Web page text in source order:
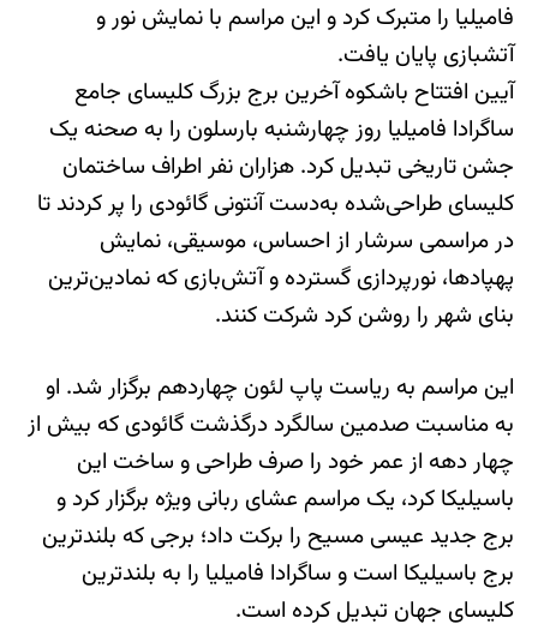
فامیلیا را متبرک کرد و این مراسم با نمایش نور و
آتشبازی پایان یافت.
آیین افتتاح باشکوه آخرین برج بزرگ کلیسای جامع
ساگرادا فامیلیا روز چهارشنبه بارسلون را به صحنه یک
جشن تاریخی تبدیل کرد. هزاران نفر اطراف ساختمان
کلیسای طراحی‌شده به‌دست آنتونی گائودی را پر کردند تا
در مراسمی سرشار از احساس، موسیقی، نمایش
پهپادها، نورپردازی گسترده و آتش‌بازی که نمادین‌ترین
بنای شهر را روشن کرد شرکت کنند.
این مراسم به ریاست پاپ لئون چهاردهم برگزار شد. او
به مناسبت صدمین سالگرد درگذشت گائودی که بیش از
چهار دهه از عمر خود را صرف طراحی و ساخت این
باسیلیکا کرد، یک مراسم عشای ربانی ویژه برگزار کرد و
برج جدید عیسی مسیح را برکت داد؛ برجی که بلندترین
برج باسیلیکا است و ساگرادا فامیلیا را به بلندترین
کلیسای جهان تبدیل کرده است.